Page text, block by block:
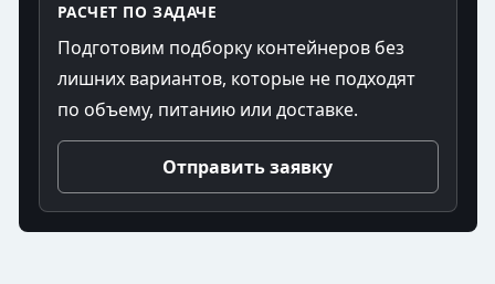
РАСЧЕТ ПО ЗАДАЧЕ
Подготовим подборку контейнеров без
лишних вариантов, которые не подходят
по объему, питанию или доставке.
Отправить заявку